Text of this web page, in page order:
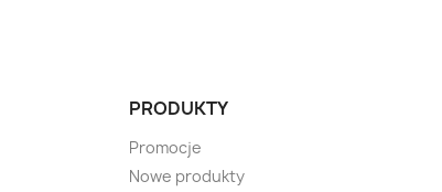
PRODUKTY
Promocje
Nowe produkty